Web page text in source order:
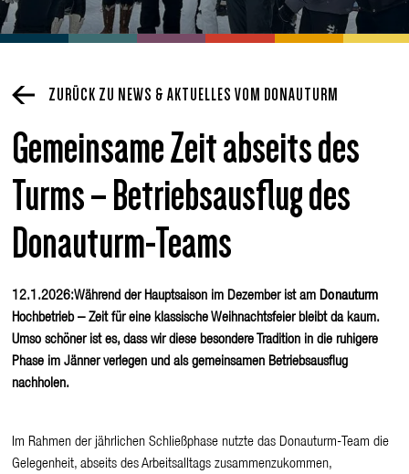
ZURÜCK ZU NEWS & AKTUELLES VOM DONAUTURM
Gemeinsame Zeit abseits des
Turms – Betriebsausflug des
Donauturm-Teams
12.1.2026:Während der Hauptsaison im Dezember ist amDonauturm
Hochbetrieb – Zeit für eine klassische Weihnachtsfeier bleibt da kaum.
Umso schöner ist es, dass wir diese besondere Tradition in die ruhigere
Phase im Jänner verlegen und als gemeinsamen Betriebsausflug
nachholen.
Im Rahmen der jährlichen Schließphase nutzte das Donauturm-Team die
Gelegenheit, abseits des Arbeitsalltags zusammenzukommen,